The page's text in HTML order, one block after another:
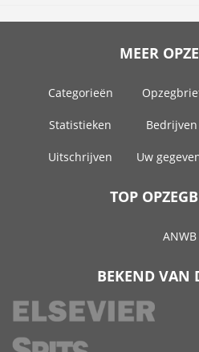
MEER
Categorieën
Statistieken Bedrijven
Uitschrijven Uw
TOP
ANWB
BEKEND VAN